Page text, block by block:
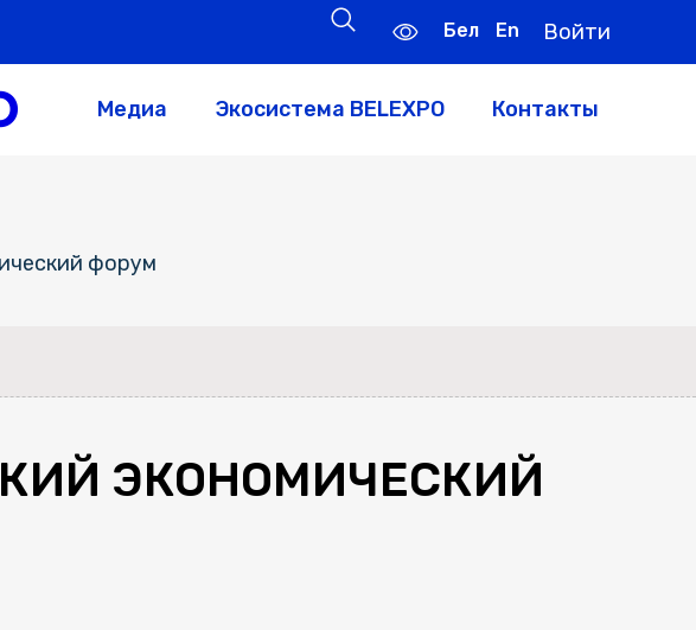
Бел En Войти
Медиа Экосистема BELEXPO Контакты
форум
ЭКОНОМИЧЕСКИЙ